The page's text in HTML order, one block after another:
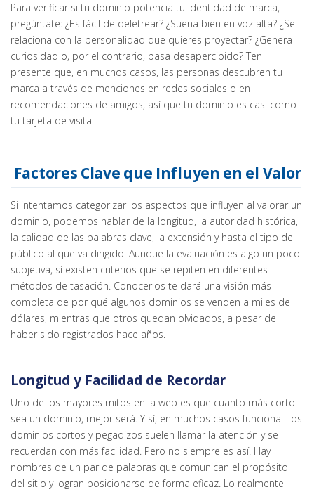
Para verificar si tu dominio potencia tu identidad de marca,
pregúntate: ¿Es fácil de deletrear? ¿Suena bien en voz alta? ¿Se
relaciona con la personalidad que quieres proyectar? ¿Genera
curiosidad o, por el contrario, pasa desapercibido? Ten
presente que, en muchos casos, las personas descubren tu
marca a través de menciones en redes sociales o en
recomendaciones de amigos, así que tu dominio es casi como
tu tarjeta de visita.
Factores Clave que Influyen en el Valor
Si intentamos categorizar los aspectos que influyen al valorar un
dominio, podemos hablar de la longitud, la autoridad histórica,
la calidad de las palabras clave, la extensión y hasta el tipo de
público al que va dirigido. Aunque la evaluación es algo un poco
subjetiva, sí existen criterios que se repiten en diferentes
métodos de tasación. Conocerlos te dará una visión más
completa de por qué algunos dominios se venden a miles de
dólares, mientras que otros quedan olvidados, a pesar de
haber sido registrados hace años.
Longitud y Facilidad de Recordar
Uno de los mayores mitos en la web es que cuanto más corto
sea un dominio, mejor será. Y sí, en muchos casos funciona. Los
dominios cortos y pegadizos suelen llamar la atención y se
recuerdan con más facilidad. Pero no siempre es así. Hay
nombres de un par de palabras que comunican el propósito
del sitio y logran posicionarse de forma eficaz. Lo realmente